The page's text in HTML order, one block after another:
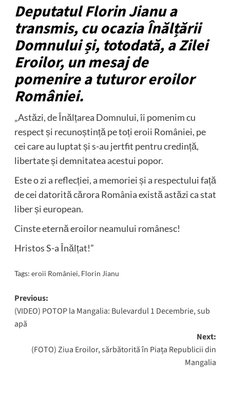
Deputatul Florin Jianu a
transmis, cu ocazia Înălțării
Domnului și, totodată, a Zilei
Eroilor, un mesaj de
pomenire a tuturor eroilor
României.
„Astăzi, de Înălțarea Domnului, îi pomenim cu
respect și recunoștință pe toți eroii României, pe
cei care au luptat și s-au jertfit pentru credință,
libertate și demnitatea acestui popor.
Este o zi a reflecției, a memoriei și a respectului față
de cei datorită cărora România există astăzi ca stat
liber și european.
Cinste eternă eroilor neamului românesc!
Hristos S-a Înălțat!”
Tags: eroii României, Florin Jianu
Post
navigation
Previous:
(VIDEO) POTOP la Mangalia: Bulevardul 1 Decembrie, sub
apă
Next:
(FOTO) Ziua Eroilor, sărbătorită în Piața Republicii din
Mangalia